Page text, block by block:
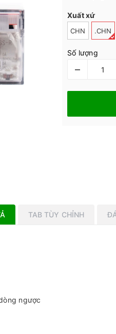
Xuất xứ
CHN .CHN
Số lượng
–
TAB TÙY CHỈNH
ngược